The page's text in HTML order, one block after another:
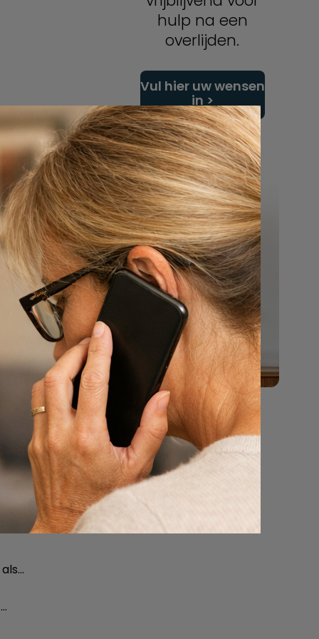
hulp na een
overlijden.
Vul hier uw wensen
in
Of bel ons:
088 - 848 82 27
24/7 bereikbaar